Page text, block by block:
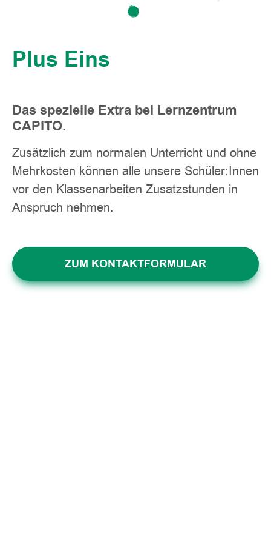
Plus Eins
Das spezielle Extra bei Lernzentrum
CAPiTO.
Zusätzlich zum normalen Unterricht und ohne
Mehrkosten können alle unsere Schüler:Innen
vor den Klassenarbeiten Zusatzstunden in
Anspruch nehmen.
ZUM KONTAKTFORMULAR